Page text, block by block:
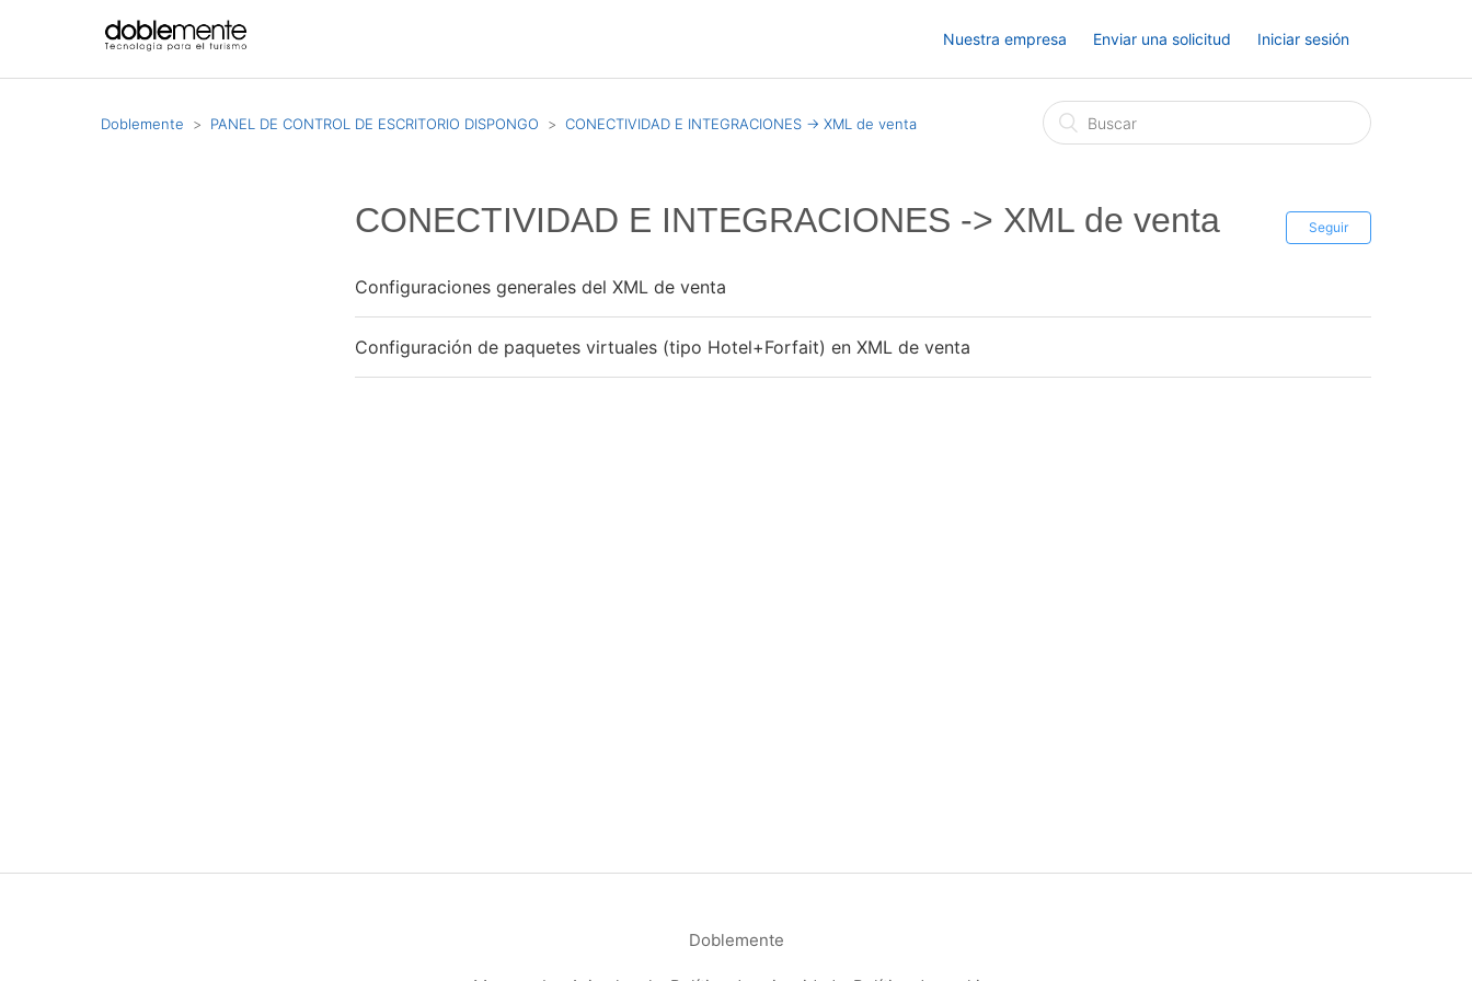
Nuestra empresa Enviar una solicitud Iniciar sesión
Doblemente PANEL DE CONTROL DE ESCRITORIO DISPONGO CONECTIVIDAD E INTEGRACIONES -> XML de venta
CONECTIVIDAD E INTEGRACIONES -> XML de venta Seguir
Configuraciones generales del XML de venta
Configuración de paquetes virtuales (tipo Hotel+Forfait) en XML de venta
Doblemente